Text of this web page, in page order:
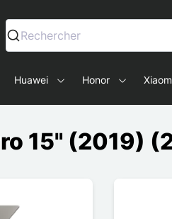
älypuhelimille ja tableteille
Rechercher
Huawei Honor
15" (2019)